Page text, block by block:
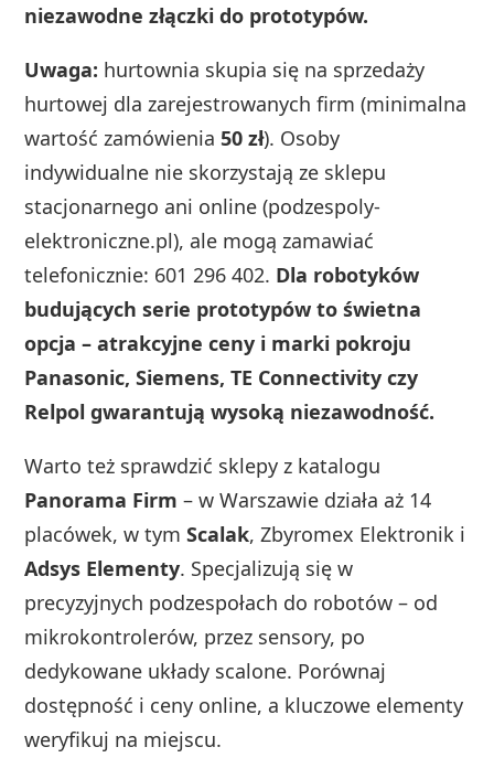
niezawodne złączki do prototypów.
Uwaga: hurtownia skupia się na sprzedaży
hurtowej dla zarejestrowanych firm (minimalna
wartość zamówienia50 zł). Osoby
indywidualne nie skorzystają ze sklepu
stacjonarnego ani online (podzespoly-
elektroniczne.pl), ale mogą zamawiać
telefonicznie: 601 296 402. Dla robotyków
budujących serie prototypów to świetna
opcja – atrakcyjne ceny i marki pokroju
Panasonic, Siemens, TE Connectivity czy
Relpol gwarantują wysoką niezawodność.
Warto też sprawdzić sklepy z katalogu
Panorama Firm – w Warszawie działa aż 14
placówek, w tymScalak, Zbyromex Elektronik i
Adsys Elementy. Specjalizują się w
precyzyjnych podzespołach do robotów – od
mikrokontrolerów, przez sensory, po
dedykowane układy scalone. Porównaj
dostępność i ceny online, a kluczowe elementy
weryfikuj na miejscu.